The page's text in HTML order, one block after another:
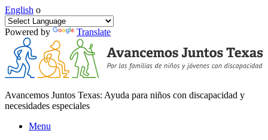
English o
Powered by Translate
Avancemos Juntos Texas: Ayuda para niños con discapacidad y
necesidades especiales
Menu